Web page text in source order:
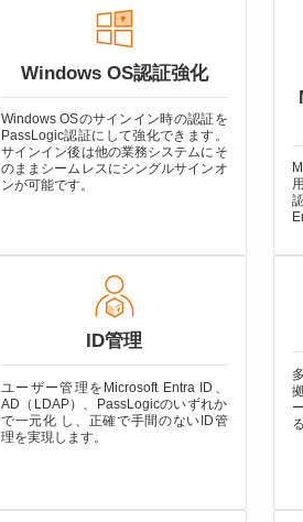
Windows OS認証強化
Windows OSのサインイン時の認証を
PassLogic認証にして強化できます。
サインイン後は他の業務システムにそ
のままシームレスにシングルサインオ
ンが可能です。
ID管理
ユーザー管理をMicrosoft Entra ID、
AD（LDAP）、
PassLogicのいずれか
で一元化 し、正確で手間のないID管
理を実現します。